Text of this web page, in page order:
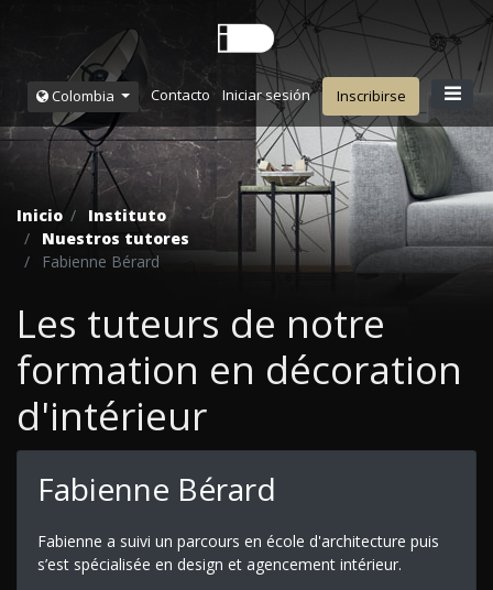
Colombia Contacto Iniciar sesión Inscribirse
Inicio
Instituto
Nuestros tutores
Fabienne Bérard
Les tuteurs de notre
formation en décoration
d'intérieur
Fabienne Bérard
Fabienne a suivi un parcours en école d'architecture puis
s’est spécialisée en design et agencement intérieur.